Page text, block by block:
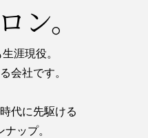
ン。
涯現役。
会社です。
代に先駆ける
ップ。